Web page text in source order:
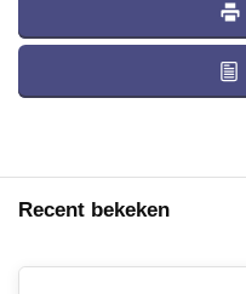
Recent bekeken